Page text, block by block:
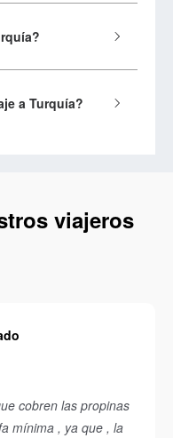
a Turquía?
viajeros
cobren las propinas
mínima , ya que , la